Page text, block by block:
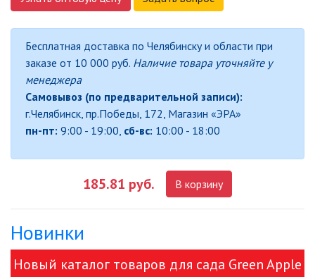
СВЕТИЛЬНИКИ ДЛЯ РОСТА
РАСТЕНИЙ (ФИТОСВЕТИЛЬНИКИ)
АКСЕССУАРЫ ДЛЯ
ЭЛЕКТРОМОНТАЖА
БАКТЕРИЦИДНЫЕ ЛАМПЫ
ДАТЧИКИ ДВИЖЕНИЯ И
ДЕКОРАТИВНАЯ ПОДСВЕТКА
ИЗОЛЯЦИОННАЯ ЛЕНТА
Бесплатная доставка по Челябинску и области при
заказе от 10 000 руб. Наличие товара уточняйте у
менеджера
Самовывоз (по предварительной записи):
г.Челябинск, пр.Победы, 172, Магазин «ЭРА»
пн-пт: 9:00 - 19:00, сб-вс: 10:00 - 18:00
185.81 руб. В корзину
Новинки
Новый каталог товаров для сада Green Apple